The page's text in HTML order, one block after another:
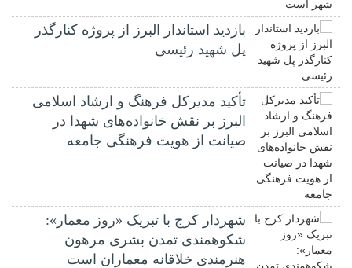
بازدید استاندار البرز از پروژه کنارگذر
پل شهید رئیسی
تأکید مدیرکل فرهنگ و ارشاد اسلامی
البرز بر نقش خانواده‌های شهدا در
صیانت از هویت فرهنگی جامعه
شهردار کرج با تبریک «روز معمار»:
شکوهمندی تمدن بشری مرهون
هنرمندی خلاقانه معماران است